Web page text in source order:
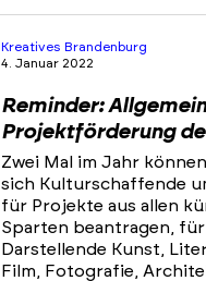
Kreatives Brandenburg
4. Januar 2022
Reminder:
Projektförderung
Zwei Mal im Jahr können
sich Kulturschaffende
für Projekte aus allen
Sparten beantragen,
Darstellende Kunst,
Film, Fotografie,